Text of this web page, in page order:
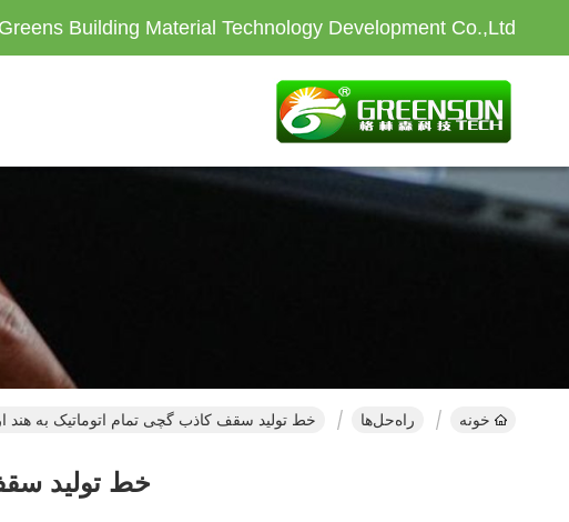
Building Material Technology Development Co.,Ltd
خونه راه‌حل‌ها خط تولید سقف کاذب گچی تمام اتوماتیک به هند
خط تولید